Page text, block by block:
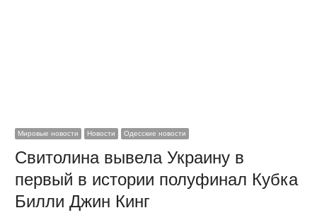
Мировые новости Новости Одесские новости
Свитолина вывела Украину в
первый в истории полуфинал Кубка
Билли Джин Кинг